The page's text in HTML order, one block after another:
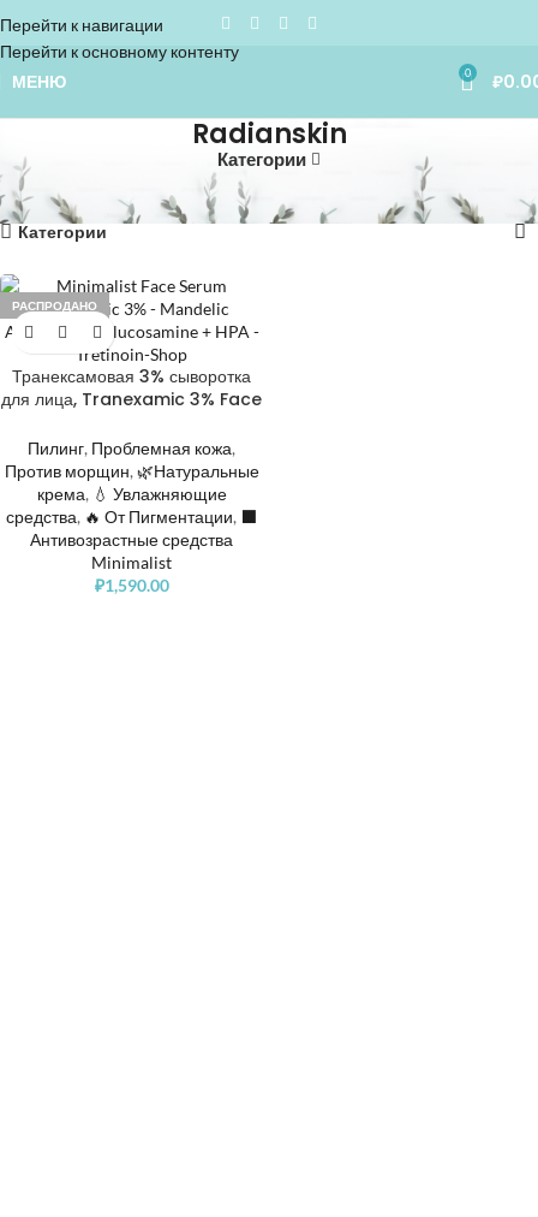
Перейти к навигации
Перейти к основному контенту
МЕНЮ 0 ₽
Radianskin
Категории
Home Отображение единственного товара
Категории
РАСПРОДАНО
Транексамовая 3% сыворотка
для лица, Tranexamic 3% Face
acetyl glucosamine + HPA
Пилинг, Проблемная кожа,
Против морщин, 🌿Натуральные
крема, 💧 Увлажняющие
средства, 🔥 От Пигментации, ⬛️
Антивозрастные средства
Minimalist
₽1,590.00